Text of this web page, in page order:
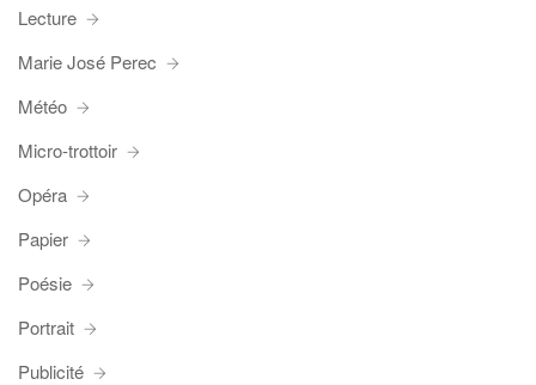
Lecture
Marie José Perec
Météo
Micro-trottoir
Opéra
Papier
Poésie
Portrait
Publicité